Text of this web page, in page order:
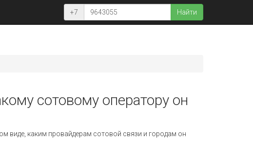
+7 Найти
сотовому оператору он
виде, каким провайдерам сотовой связи и городам он